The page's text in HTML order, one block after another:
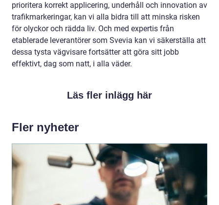
prioritera korrekt applicering, underhåll och innovation av
trafikmarkeringar, kan vi alla bidra till att minska risken
för olyckor och rädda liv. Och med expertis från
etablerade leverantörer som Svevia kan vi säkerställa att
dessa tysta vägvisare fortsätter att göra sitt jobb
effektivt, dag som natt, i alla väder.
Läs fler inlägg här
Fler nyheter